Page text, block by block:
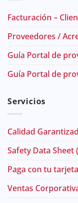
Facturación –
Proveedores /
Guía Portal de
Guía Portal de
Servicios
Calidad
Safety Data Sheet
Paga con tu
Ventas